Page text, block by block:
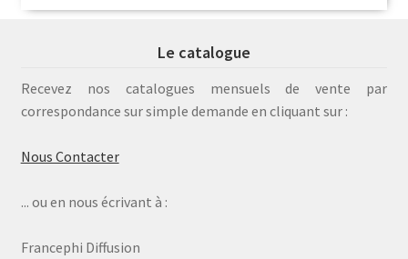
Le catalogue
Recevez nos catalogues mensuels de vente par
correspondance sur simple demande en cliquant sur :
Nous Contacter
... ou en nous écrivant à :
Francephi Diffusion